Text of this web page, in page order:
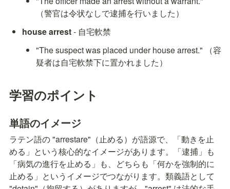
（警官は令状なしで逮捕を行いました）
house arrest - 自宅軟禁
"The suspect was placed under house arrest." （容
疑者は自宅軟禁下に置かれました）
学習のポイント
単語のイメージ
ラテン語の "arrestare"（止める）が語源で、「動きを止
める」という核心的なイメージがあります。「逮捕」も
「病気の進行を止める」も、どちらも「何かを強制的に
止める」というイメージでつながります。類義語として